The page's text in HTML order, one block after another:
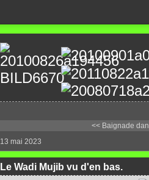
<< Baignade
13 mai 2023
Le Wadi Mujib vu d'en bas.